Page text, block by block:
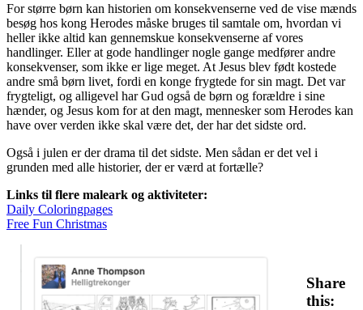
For større børn kan historien om konsekvenserne ved de vise mænds
besøg hos kong Herodes måske bruges til samtale om, hvordan vi
heller ikke altid kan gennemskue konsekvenserne af vores
handlinger. Eller at gode handlinger nogle gange medfører andre
konsekvenser, som ikke er lige meget. At Jesus blev født kostede
andre små børn livet, fordi en konge frygtede for sin magt. Det var
frygteligt, og alligevel har Gud også de børn og forældre i sine
hænder, og Jesus kom for at den magt, mennesker som Herodes kan
have over verden ikke skal være det, der har det sidste ord.
Også i julen er der drama til det sidste. Men sådan er det vel i
grunden med alle historier, der er værd at fortælle?
Links til flere maleark og aktiviteter:
Daily Coloringpages
Free Fun Christmas
Share
this: